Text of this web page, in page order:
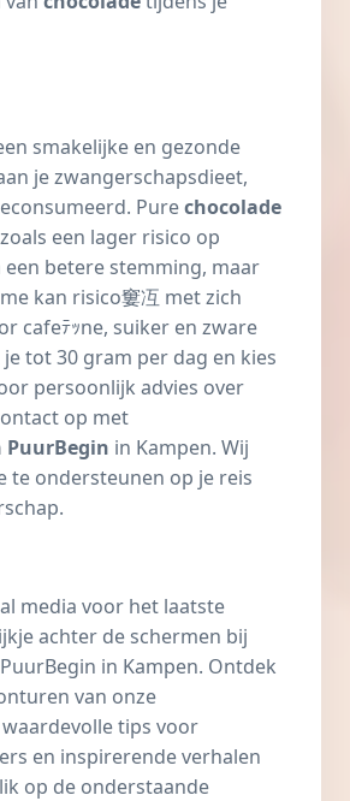
smakelijke en gezonde
je zwangerschapsdieet,
Purechocolade
een lager risico op
een betere stemming, maar
kan risico窶冱 met zich
cafeﾃｯne, suiker en zware
tot 30 gram per dag en kies
persoonlijk advies over
op met
PuurBegin in Kampen. Wij
te ondersteunen op je reis
media voor het laatste
achter de schermen bij
in Kampen. Ontdek
van onze
tips voor
en inspirerende verhalen
op de onderstaande